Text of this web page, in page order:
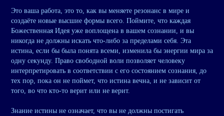
Это ваша работа, это то, как вы меняете резонанс в мире и
создаёте новые высшие формы всего. Поймите, что каждая
Божественная Идея уже воплощена в вашем сознании, и вы
никогда не должны искать что-либо за пределами себя. Эта
истина, если бы была понята всеми, изменила бы энергии мира за
одну секунду. Право свободной воли позволяет человеку
интерпретировать в соответствии с его состоянием сознания, до
тех пор, пока он не поймет, что истина вечна, и не зависит от
того, во что кто-то верит или не верит.
Знание истины не означает, что вы не должны постигать